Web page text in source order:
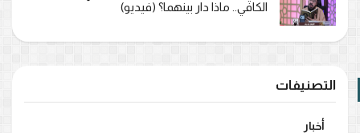
الكافي.. ماذا دار بينهما؟ (فيديو)
التصنيفات
أخبار